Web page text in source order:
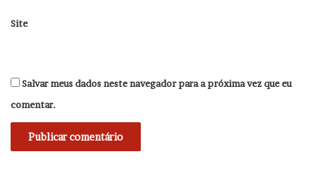
Site
Salvar meus dados neste navegador para a próxima vez que eu
comentar.